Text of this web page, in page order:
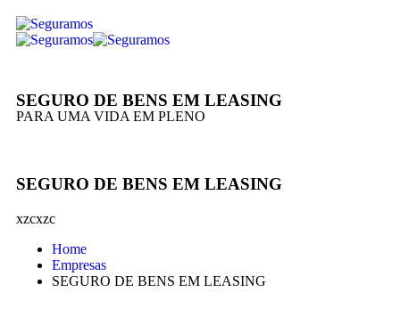
SEGURO DE BENS EM LEASING
PARA UMA VIDA EM PLENO
SEGURO DE BENS EM LEASING
xzcxzc
Home
Empresas
SEGURO DE BENS EM LEASING